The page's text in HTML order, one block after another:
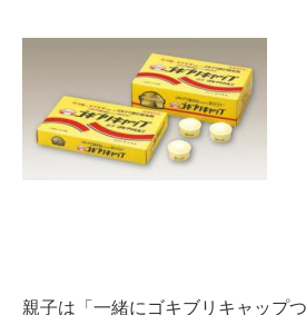
親子は「一緒にゴキブリキャップ